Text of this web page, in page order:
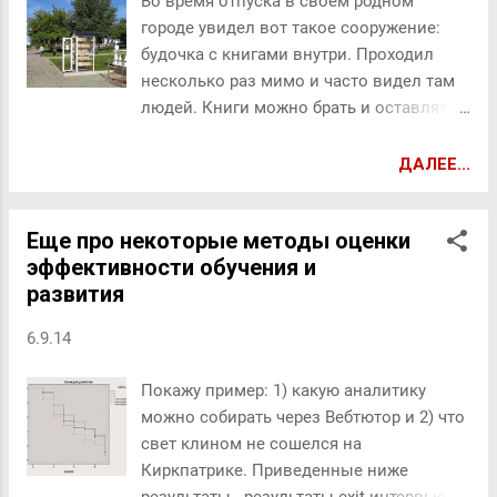
дистанционном обучении – это создание комфортной
учебной среды (зоны ближайшего развития), которой
имеются в наличии все условия для учебной
деятельности целевой аудитории и приемы мотивации
тьютора трансформируются во внутренние мотивы
городе увидел вот такое сооружение:
будочка с книгами внутри. Проходил
несколько раз мимо и часто видел там
людей. Книги можно брать и оставлять
рассказывали, что у них принято
меняться книгами, ведут свои hr
буккроссинг - очень интересный,
важный инструмент формирования
пространства обучения, формирования
культуры обучения в компании. Помимо
ДАЛЕЕ...
Еще про некоторые методы оценки
эффективности обучения и
развития
6.9.14
Покажу пример: 1) какую аналитику
можно собирать через Вебтютор и 2) что
свет клином не сошелся на
Киркпатрике. Приведенные ниже